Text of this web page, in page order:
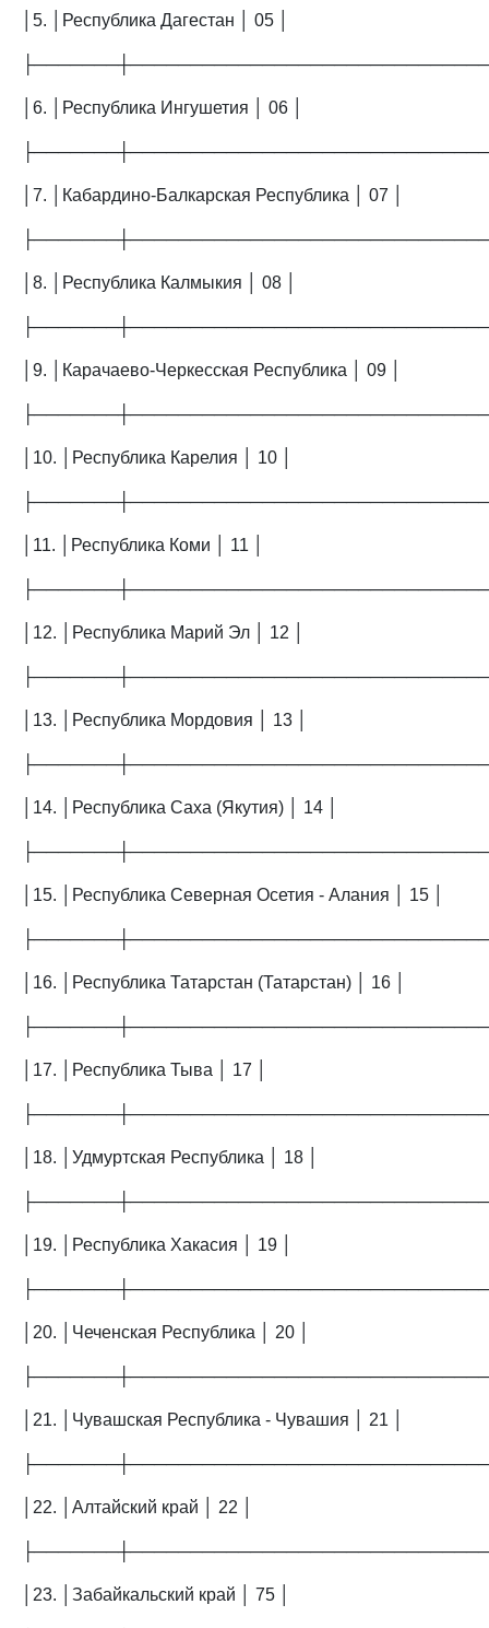
│5. │Республика Дагестан │ 05 │
│6. │Республика Ингушетия │ 06 │
│7. │Кабардино-Балкарская Республика │ 07 │
│8. │Республика Калмыкия │ 08 │
│9. │Карачаево-Черкесская Республика │ 09 │
│10. │Республика Карелия │ 10 │
│11. │Республика Коми │ 11 │
│12. │Республика Марий Эл │ 12 │
│13. │Республика Мордовия │ 13 │
│14. │Республика Саха (Якутия) │ 14 │
│15. │Республика Северная Осетия - Алания │ 15 │
│16. │Республика Татарстан (Татарстан) │ 16 │
│17. │Республика Тыва │ 17 │
│18. │Удмуртская Республика │ 18 │
│19. │Республика Хакасия │ 19 │
│20. │Чеченская Республика │ 20 │
│21. │Чувашская Республика - Чувашия │ 21 │
│22. │Алтайский край │ 22 │
│23. │Забайкальский край │ 75 │